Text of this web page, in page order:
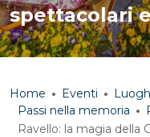
spettacolari
Home Eventi
Passi nella memoria
Ravello: la magia della